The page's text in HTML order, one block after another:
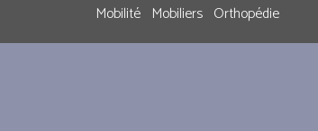
Mobilité Mobiliers Orthopédie